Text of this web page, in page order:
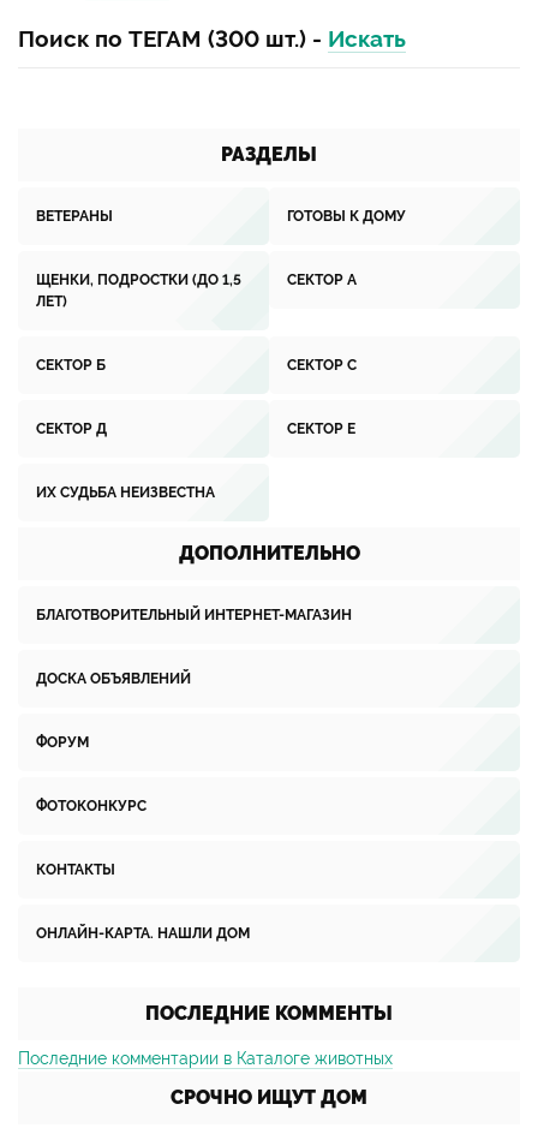
Поиск по ТЕГАМ (300 шт.) - Искать
РАЗДЕЛЫ
ВЕТЕРАНЫ ГОТОВЫ К ДОМУ
ЩЕНКИ, ПОДРОСТКИ (ДО 1,5
ЛЕТ)
СЕКТОР А
СЕКТОР Б СЕКТОР С
СЕКТОР Д СЕКТОР Е
ИХ СУДЬБА НЕИЗВЕСТНА
ДОПОЛНИТЕЛЬНО
БЛАГОТВОРИТЕЛЬНЫЙ ИНТЕРНЕТ-МАГАЗИН
ДОСКА ОБЪЯВЛЕНИЙ
ФОРУМ
ФОТОКОНКУРС
КОНТАКТЫ
ОНЛАЙН-КАРТА. НАШЛИ ДОМ
ПОСЛЕДНИЕ КОММЕНТЫ
Последние комментарии в Каталоге животных
СРОЧНО ИЩУТ ДОМ